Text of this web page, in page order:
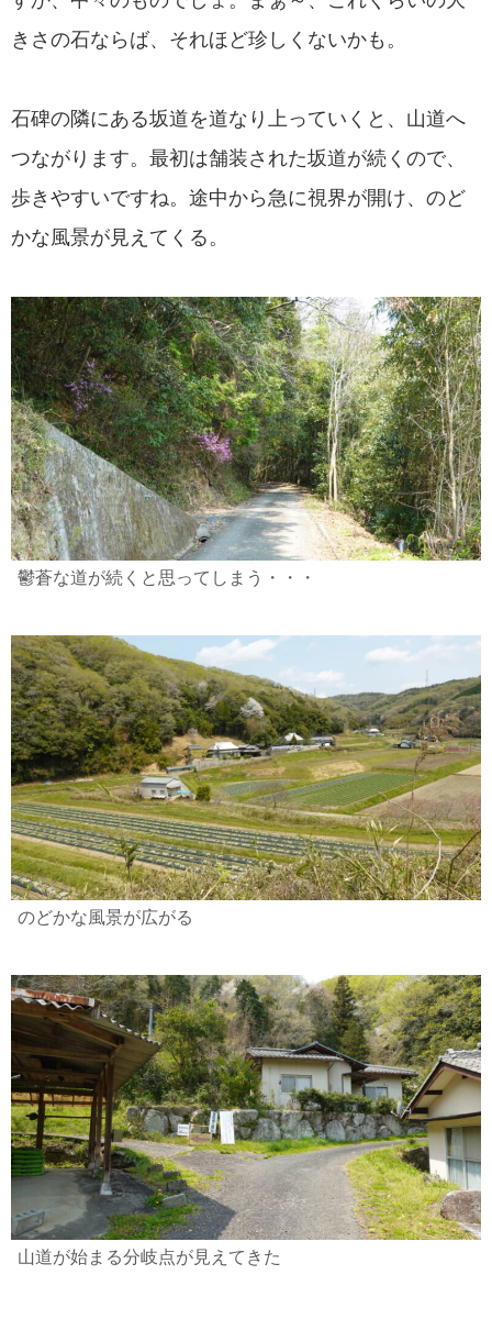
きさの石ならば、それほど珍しくないかも。
石碑の隣にある坂道を道なり上っていくと、山道へ
つながります。最初は舗装された坂道が続くので、
歩きやすいですね。途中から急に視界が開け、のど
かな風景が見えてくる。
鬱蒼な道が続くと思ってしまう・・・
のどかな風景が広がる
山道が始まる分岐点が見えてきた